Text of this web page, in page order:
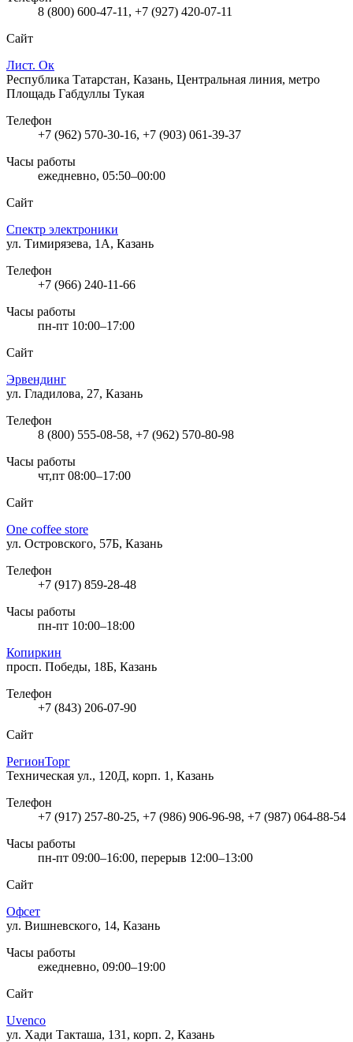
8 (800) 600-47-11, +7 (927) 420-07-11
Сайт
Лист. Ок
Республика Татарстан, Казань, Центральная линия, метро
Площадь Габдуллы Тукая
Телефон
+7 (962) 570-30-16, +7 (903) 061-39-37
Часы работы
ежедневно, 05:50–00:00
Сайт
Спектр электроники
ул. Тимирязева, 1А, Казань
Телефон
+7 (966) 240-11-66
Часы работы
пн-пт 10:00–17:00
Сайт
Эрвендинг
ул. Гладилова, 27, Казань
Телефон
8 (800) 555-08-58, +7 (962) 570-80-98
Часы работы
чт,пт 08:00–17:00
Сайт
One coffee store
ул. Островского, 57Б, Казань
Телефон
+7 (917) 859-28-48
Часы работы
пн-пт 10:00–18:00
Копиркин
просп. Победы, 18Б, Казань
Телефон
+7 (843) 206-07-90
Сайт
РегионТорг
Техническая ул., 120Д, корп. 1, Казань
Телефон
+7 (917) 257-80-25, +7 (986) 906-96-98, +7 (987) 064-88-54
Часы работы
пн-пт 09:00–16:00, перерыв 12:00–13:00
Сайт
Офсет
ул. Вишневского, 14, Казань
Часы работы
ежедневно, 09:00–19:00
Сайт
Uvenco
ул. Хади Такташа, 131, корп. 2, Казань